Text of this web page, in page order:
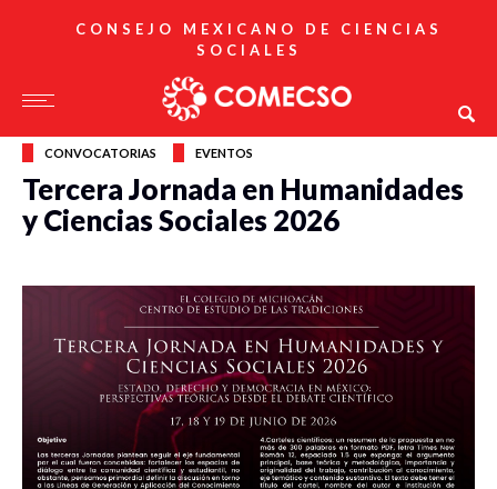
CONSEJO MEXICANO DE CIENCIAS
SOCIALES
CONVOCATORIAS EVENTOS
Tercera Jornada en Humanidades
y Ciencias Sociales 2026